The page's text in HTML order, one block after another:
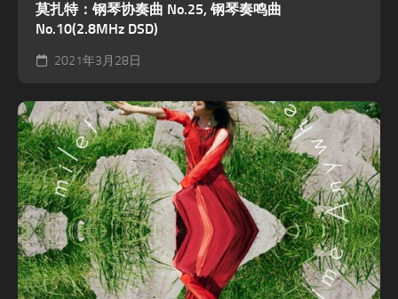
莫扎特：钢琴协奏曲 No.25, 钢琴奏鸣曲
No.10(2.8MHz DSD)
2021年3月28日